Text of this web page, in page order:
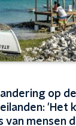
op de
'Het
van mensen